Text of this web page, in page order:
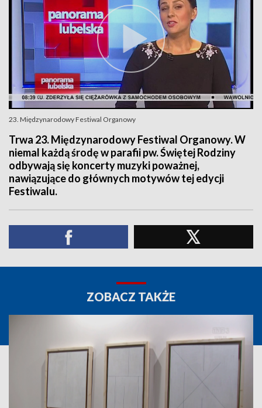
23. Międzynarodowy Festiwal Organowy
Trwa 23. Międzynarodowy Festiwal Organowy. W
niemal każdą środę w parafii pw. Świętej Rodziny
odbywają się koncerty muzyki poważnej,
nawiązujące do głównych motywów tej edycji
Festiwalu.
ZOBACZ TAKŻE